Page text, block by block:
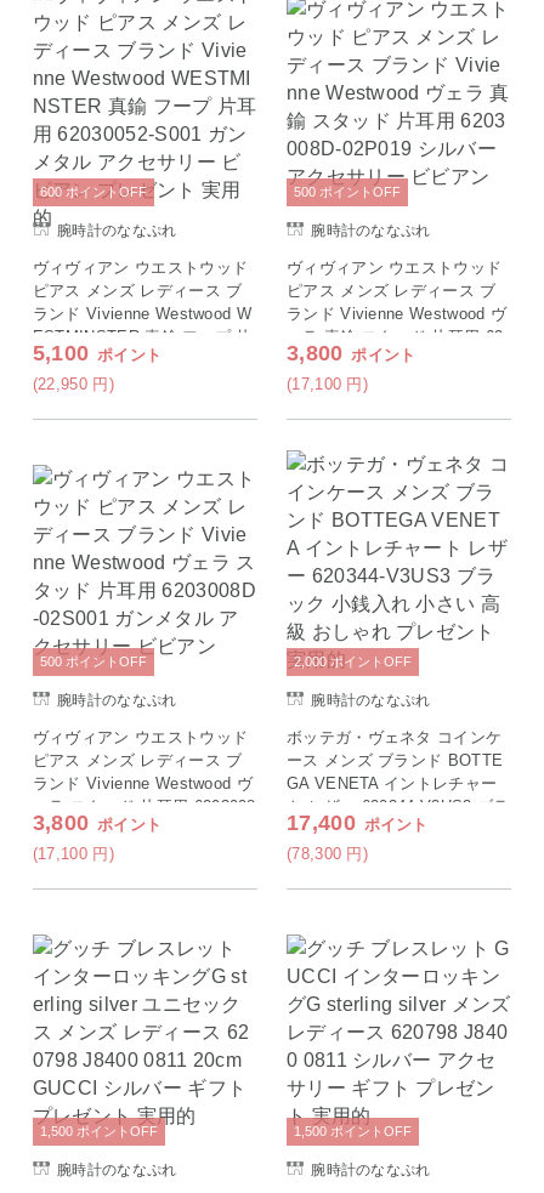
腕時計のななぷれ
ヴィヴィアン ウエストウッド
ピアス メンズ レディース ブ
ランド Vivienne Westwood W
ESTMINSTER 真鍮 フープ 片
耳用 62030052-S001 ガンメタ
ル アクセサリー ビビアン プ
5,100 ポイント
(22,950 円 )
600ポイント OFF
腕時計のななぷれ
ヴィヴィアン ウエストウッド
ピアス メンズ レディース ブ
ランド Vivienne Westwood ヴ
ェラ 真鍮 スタッド 片耳用 62
03008D-02P019 シルバー アク
セサリー ビビアン
3,800 ポイント
(17,100 円 )
500 ポイント OFF
腕時計のななぷれ
ヴィヴィアン ウエストウッド
ピアス メンズ レディース ブ
ランド Vivienne Westwood ヴ
ェラ スタッド 片耳用 6203008
D-02S001 ガンメタル アクセ
サリー ビビアン
3,800 ポイント
(17,100 円 )
500 ポイント OFF
腕時計のななぷれ
ボッテガ・ヴェネタ コインケ
ース メンズ ブランド BOTTE
GA VENETA イントレチャー
ト レザー 620344-V3US3 ブラ
ック 小銭入れ 小さい 高級 お
しゃれ プレゼント 実用的
17,400 ポイント
(78,300 円 )
2,000 ポイント OFF
腕時計のななぷれ
1,500 ポイント OFF
腕時計のななぷれ
1,500 ポイント OFF